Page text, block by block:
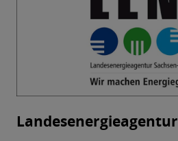
Landesenergieagentur